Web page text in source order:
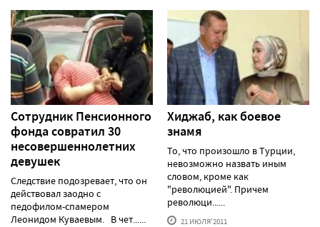
Сотрудник Пенсионного
фонда cовратил 30
несовершеннолетних
девушек
Следствие подозревает, что он
действовал заодно с
педофилом-спамером
Леонидом Куваевым. В чет......
Хиджаб, как боевое
знамя
То, что произошло в Турции,
невозможно назвать иным
словом, кроме как
"революцией". Причем
революци......
21 ИЮЛЯ'2011